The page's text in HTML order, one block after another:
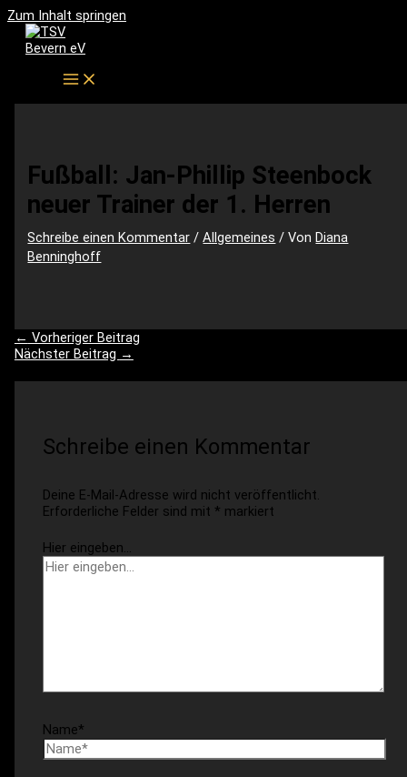
Zum Inhalt springen
Fußball: Jan-Phillip Steenbock
neuer Trainer der 1. Herren
Schreibe einen Kommentar /Allgemeines / VonDiana
Benninghoff
← Vorheriger Beitrag
Nächster Beitrag →
Schreibe einen Kommentar
Deine E-Mail-Adresse wird nicht veröffentlicht.
Erforderliche Felder sind mit * markiert
Hier eingeben…
Name*